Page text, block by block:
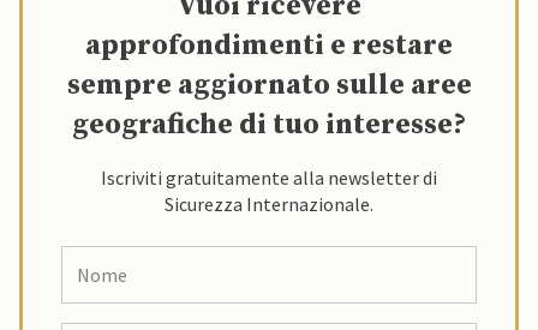
approfondimenti e restare
sempre aggiornato sulle aree
geografiche di tuo interesse?
Iscriviti gratuitamente alla newsletter di
Sicurezza Internazionale.